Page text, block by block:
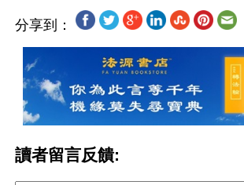
分享到：
讀者留言反饋: